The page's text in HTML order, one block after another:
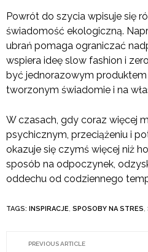
Powrót do szycia wpisuje się
świadomość ekologiczną.
ubrań pomaga ograniczać
wspiera ideę slow fashion i
być jednorazowym
tworzonym świadomie i na
W czasach, gdy coraz więcej
psychicznym, przeciążeniu i
okazuje się czymś więcej niż
sposób na odpoczynek,
oddechu od codziennego
TAGS: INSPIRACJE, SPOSOBY NA STRES,
PREVIOUS ARTICLE